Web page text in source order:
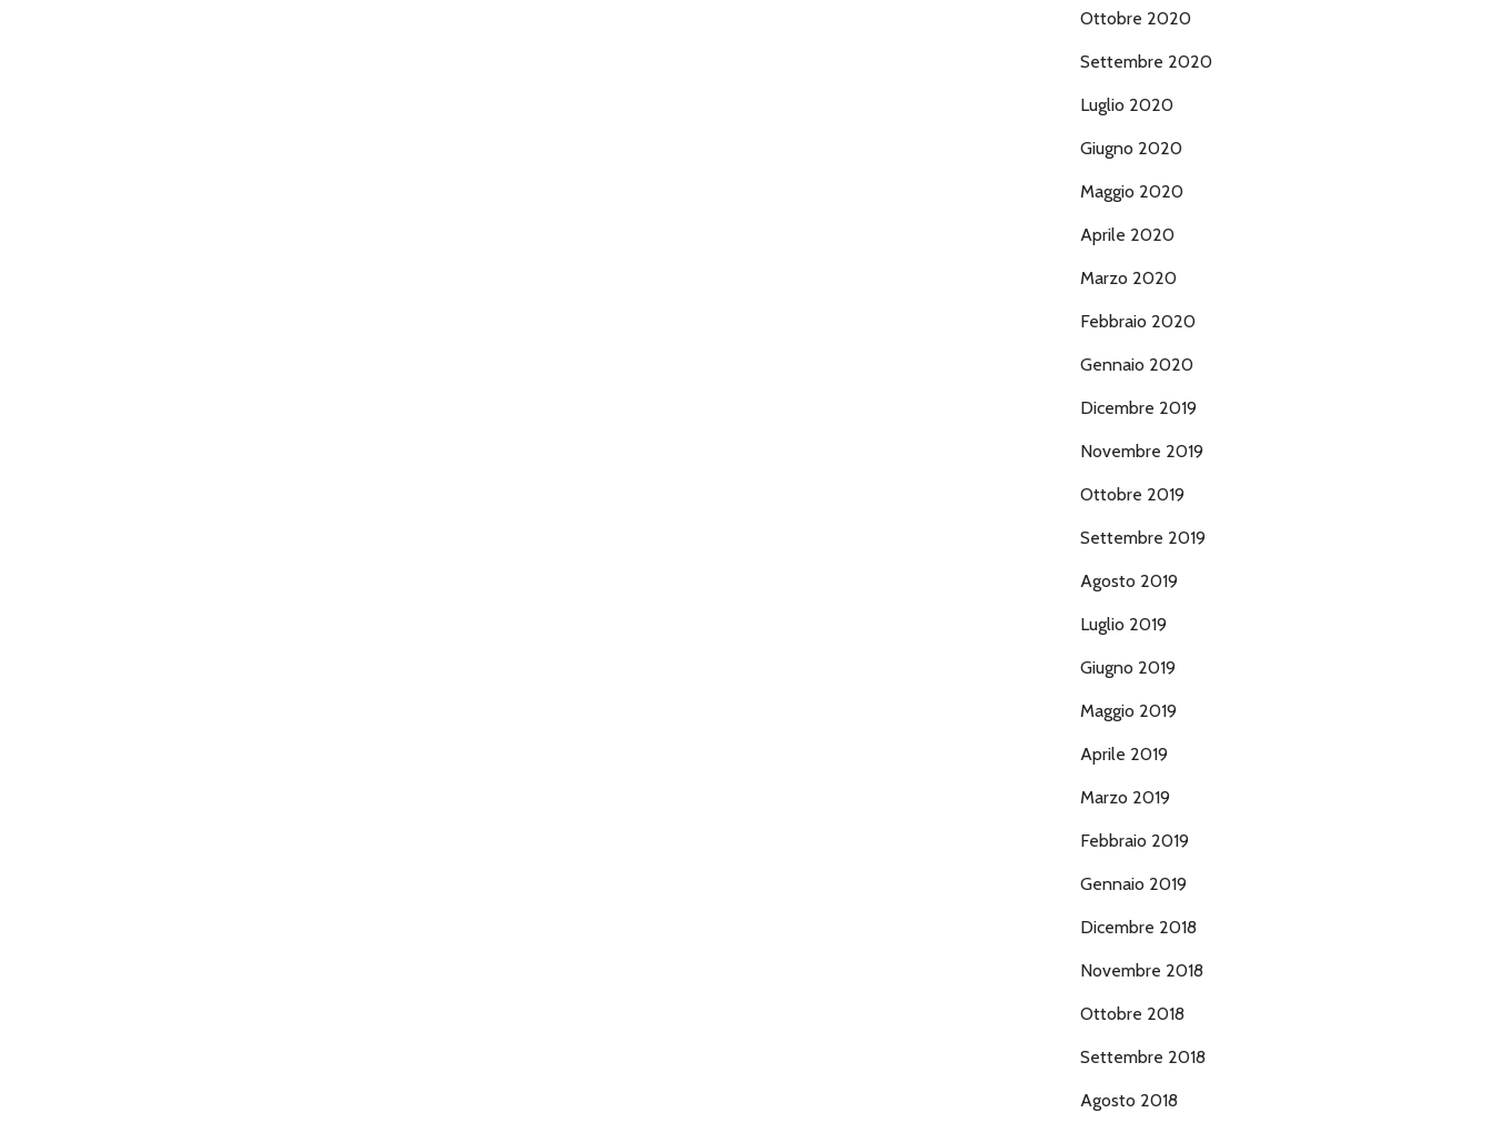
Ottobre 2020
Settembre 2020
Luglio 2020
Giugno 2020
Maggio 2020
Aprile 2020
Marzo 2020
Febbraio 2020
Gennaio 2020
Dicembre 2019
Novembre 2019
Ottobre 2019
Settembre 2019
Agosto 2019
Luglio 2019
Giugno 2019
Maggio 2019
Aprile 2019
Marzo 2019
Febbraio 2019
Gennaio 2019
Dicembre 2018
Novembre 2018
Ottobre 2018
Settembre 2018
Agosto 2018